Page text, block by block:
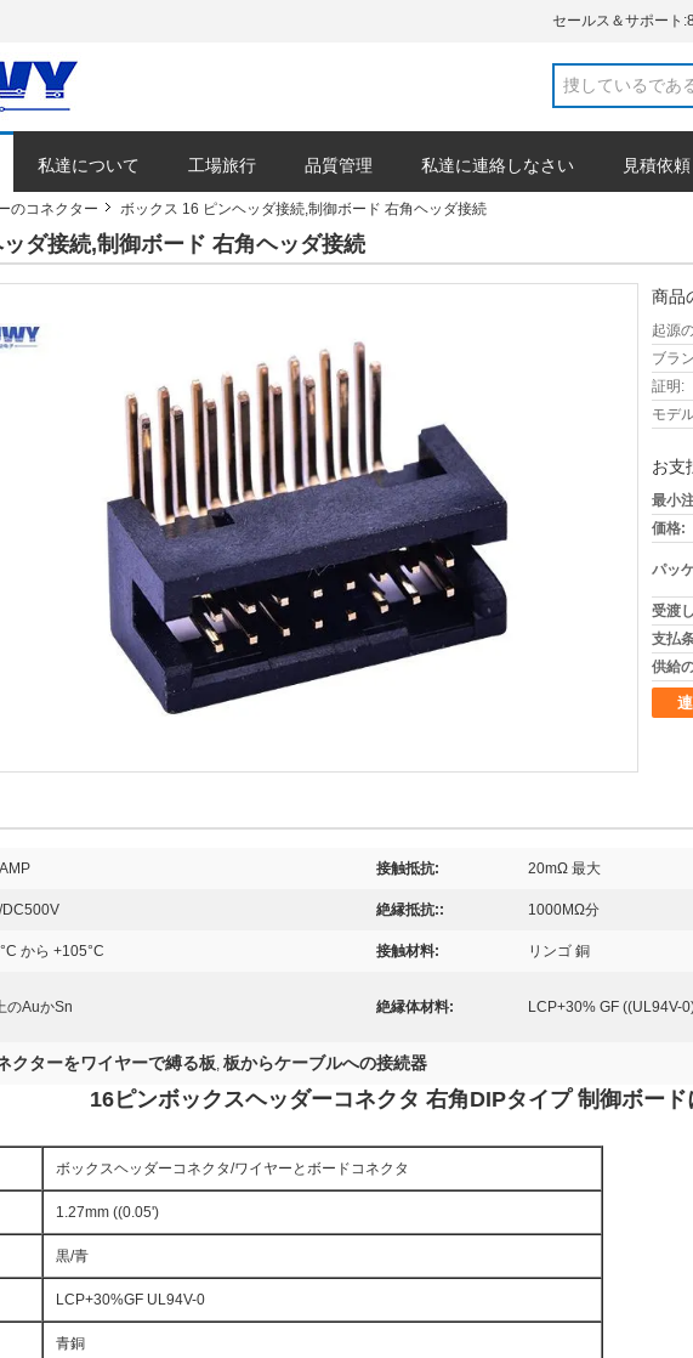
セールス＆サポート:
私達について 工場旅行 品質管理 私達に連絡しなさい 見積依頼
のコネクター ボックス 16 ピンヘッダ接続,制御ボード 右角ヘッダ接続
ダ接続,制御ボード 右角ヘッダ接続
商品
起源
ブラ
証明:
モデ
お支
最小
価格:
パッ
受渡
支払
供給
接触抵抗: 20mΩ 最大
DC500V 絶縁抵抗:: 1000MΩ分
から +105°C 接触材料: リンゴ 銅
のAuかSn 絶縁体材料: LCP+30% GF ((UL94V-
クターをワイヤーで縛る板, 板からケーブルへの接続器
16ピンボックスヘッダーコネクタ 右角DIPタイプ 制御ボード
ボックスヘッダーコネクタ/ワイヤーとボードコネクタ
1.27mm ((0.05')
黒/青
LCP+30%GF UL94V-0
青銅